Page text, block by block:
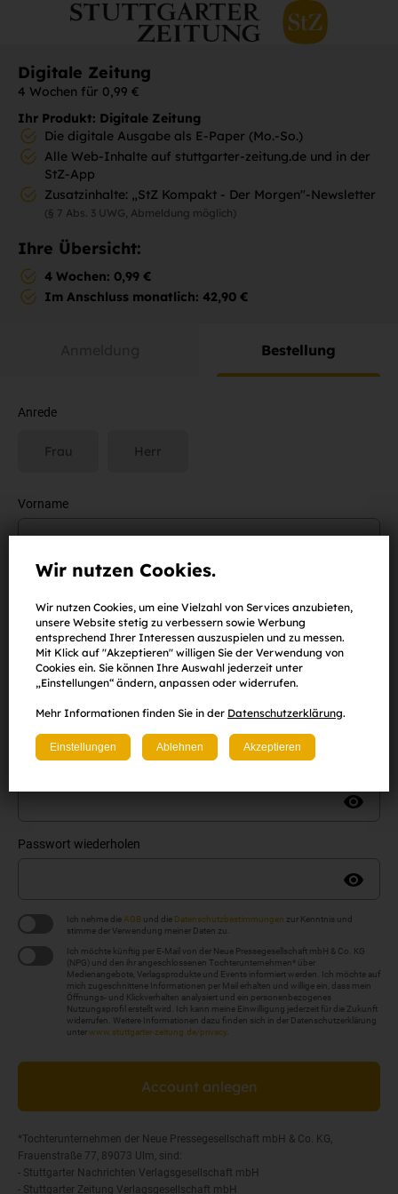
Digitale Zeitung
4 Wochen für 0,99 €
Ihr Produkt: Digitale Zeitung
Die digitale Ausgabe als E-Paper (Mo.-So.)
Alle Web-Inhalte auf stuttgarter-zeitung.de und in der
StZ-App
Zusatzinhalte: „StZ Kompakt - Der Morgen"-Newsletter
(§ 7 Abs. 3 UWG, Abmeldung möglich)
Ihre Übersicht:
4 Wochen: 0,99 €
Im Anschluss monatlich: 42,90 €
Bestellung
Anrede
Frau Herr
Vorname
E-Mail-Adresse
Passwort
Passwort wiederholen
Ich nehme die AGB und die Datenschutzbestimmungen zur Kenntnis und
stimme der Verwendung meiner Daten zu.
Ich möchte künftig per E-Mail von der Neue Pressegesellschaft mbH & Co. KG
(NPG) und den ihr angeschlossenen Tochterunternehmen* über
Medienangebote, Verlagsprodukte und Events informiert werden. Ich möchte auf
mich zugeschnittene Informationen per Mail erhalten und willige ein, dass mein
Öffnungs- und Klickverhalten analysiert und ein personenbezogenes
Nutzungsprofil erstellt wird. Ich kann meine Einwilligung jederzeit für die Zukunft
widerrufen. Weitere Informationen dazu finden sich in der Datenschutzerklärung
unterwww.stuttgarter-zeitung.de/privacy
Account anlegen
*Tochterunternehmen der Neue Pressegesellschaft mbH & Co. KG,
Frauenstraße 77, 89073 Ulm, sind:
- Stuttgarter Nachrichten Verlagsgesellschaft mbH
- Stuttgarter Zeitung Verlagsgesellschaft mbH
Wir nutzen Cookies.
Wir nutzen Cookies, um eine Vielzahl von Services anzubieten,
unsere Website stetig zu verbessern sowie Werbung
entsprechend Ihrer Interessen auszuspielen und zu messen.
Mit Klick auf "Akzeptieren" willigen Sie der Verwendung von
Cookies ein. Sie können Ihre Auswahl jederzeit unter
„Einstellungen“ ändern, anpassen oder widerrufen.
Mehr Informationen finden Sie in der Datenschutzerklärung.
Einstellungen Ablehnen Akzeptieren